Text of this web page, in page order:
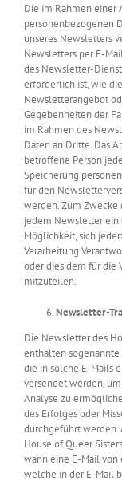
Die im Rahmen
personenbezogenen
unseres Newsletters
Newsletters per E-
des Newsletter-
erforderlich ist, wie
Newsletterangebot
Gegebenheiten der
im Rahmen des
Daten an Dritte. Das
betroffene Person
Speicherung
für den
werden. Zum
jedem Newsletter ein
Möglichkeit, sich
Verarbeitung
oder dies dem für die
mitzuteilen.
Newsletter-
Die Newsletter des
enthalten
die in solche E-Mails
versendet werden,
Analyse zu
des Erfolges oder
durchgeführt werden.
House of Queer
wann eine E-Mail
welche in der E-Mail